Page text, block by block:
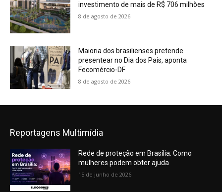
investimento de mais de R$ 706 milhões
8 de agosto de 2026
Maioria dos brasilienses pretende
presentear no Dia dos Pais, aponta
Fecomércio-DF
8 de agosto de 2026
Reportagens Multimídia
Rede de proteção em Brasília: Como
mulheres podem obter ajuda
15 de junho de 2026